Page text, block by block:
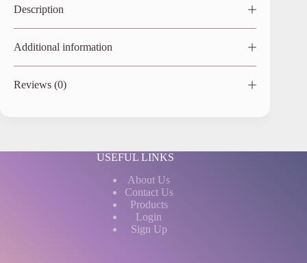
Description
Additional information
Reviews (0)
USEFUL LINKS
About Us
Contact Us
Products
Login
Sign Up